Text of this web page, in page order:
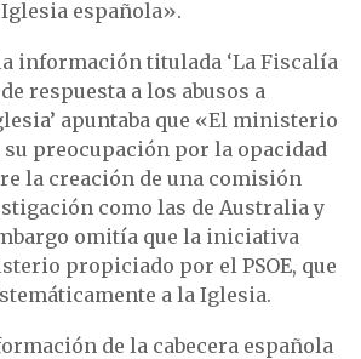
española».
información titulada ‘La Fiscalía
respuesta a los abusos a
apuntaba que «El ministerio
preocupación por la opacidad
la creación de una comisión
como las de Australia y
omitía que la iniciativa
propiciado por el PSOE, que
a la Iglesia.
de la cabecera española